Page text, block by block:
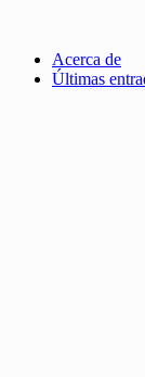
Acerca de
Últimas